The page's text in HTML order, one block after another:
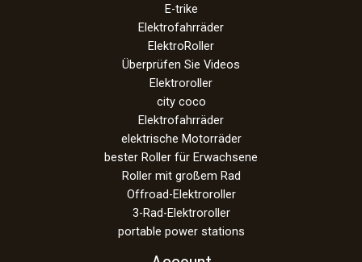
E-trike
Elektrofahrräder
ElektroRoller
Überprüfen Sie Videos
Elektroroller
city coco
Elektrofahrräder
elektrische Motorräder
bester Roller für Erwachsene
Roller mit großem Rad
Offroad-Elektroroller
3-Rad-Elektroroller
portable power stations